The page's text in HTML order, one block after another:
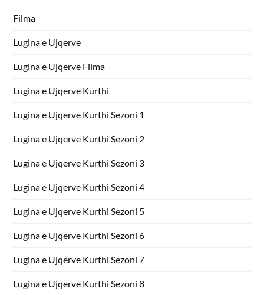
Filma
Lugina e Ujqerve
Lugina e Ujqerve Filma
Lugina e Ujqerve Kurthi
Lugina e Ujqerve Kurthi Sezoni 1
Lugina e Ujqerve Kurthi Sezoni 2
Lugina e Ujqerve Kurthi Sezoni 3
Lugina e Ujqerve Kurthi Sezoni 4
Lugina e Ujqerve Kurthi Sezoni 5
Lugina e Ujqerve Kurthi Sezoni 6
Lugina e Ujqerve Kurthi Sezoni 7
Lugina e Ujqerve Kurthi Sezoni 8